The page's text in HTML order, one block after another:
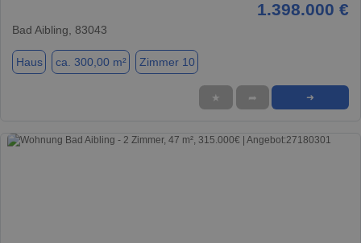
1.398.000 €
Bad Aibling, 83043
Haus ca. 300,00 m² Zimmer 10
★ ➦ ➜